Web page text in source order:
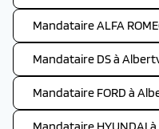
Mandataire ALFA
Mandataire DS à
Mandataire FORD à